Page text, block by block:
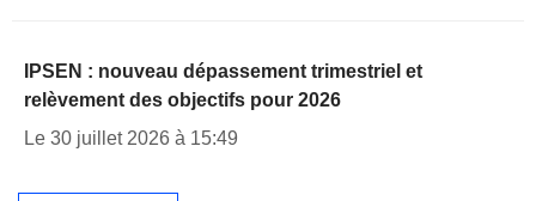
IPSEN : nouveau dépassement trimestriel et
relèvement des objectifs pour 2026
Le 30 juillet 2026 à 15:49